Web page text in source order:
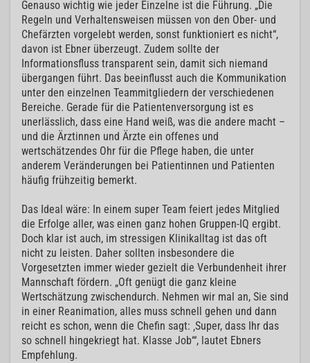
Genauso wichtig wie jeder Einzelne ist die Führung. „Die
Regeln und Verhaltensweisen müssen von den Ober- und
Chefärzten vorgelebt werden, sonst funktioniert es nicht“,
davon ist Ebner überzeugt. Zudem sollte der
Informationsfluss transparent sein, damit sich niemand
übergangen führt. Das beeinflusst auch die Kommunikation
unter den einzelnen Teammitgliedern der verschiedenen
Bereiche. Gerade für die Patientenversorgung ist es
unerlässlich, dass eine Hand weiß, was die andere macht –
und die Ärztinnen und Ärzte ein offenes und
wertschätzendes Ohr für die Pflege haben, die unter
anderem Veränderungen bei Patientinnen und Patienten
häufig frühzeitig bemerkt.
Das Ideal wäre: In einem super Team feiert jedes Mitglied
die Erfolge aller, was einen ganz hohen Gruppen-IQ ergibt.
Doch klar ist auch, im stressigen Klinikalltag ist das oft
nicht zu leisten. Daher sollten insbesondere die
Vorgesetzten immer wieder gezielt die Verbundenheit ihrer
Mannschaft fördern. „Oft genügt die ganz kleine
Wertschätzung zwischendurch. Nehmen wir mal an, Sie sind
in einer Reanimation, alles muss schnell gehen und dann
reicht es schon, wenn die Chefin sagt: ‚Super, dass Ihr das
so schnell hingekriegt hat. Klasse Job‘“, lautet Ebners
Empfehlung.